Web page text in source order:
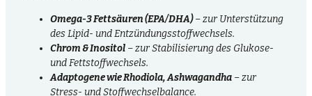
Omega-3 Fettsäuren (EPA/DHA)– zur Unterstützung
des Lipid- und Entzündungs­stoffwechsels.
Chrom & Inositol – zur Stabilisierung des Glukose-
und Fettstoffwechsels.
Adaptogene wie Rhodiola, Ashwagandha – zur
Stress- und Stoffwechsel­balance.